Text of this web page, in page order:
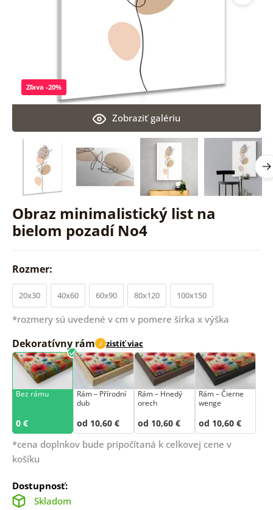
Obraz minimalistický list na
bielom pozadí No4
Zobraziť galériu
Zľava -20%
Rozmer:
20x30 40x60 60x90 80x120 100x150
*rozmery sú uvedené v cm v pomere šírka x výška
Dekoratívny rám i zistiť viac
Bez rámu
0 €
Rám –⁠⁠⁠⁠⁠⁠ Přírodní
dub
od 10,60 €
Rám – Hnedý
orech
od 10,60 €
Rám – Čierne
wenge
od 10,60 €
*cena doplnkov bude pripočítaná k celkovej cene v
košíku
Dostupnosť:
Skladom